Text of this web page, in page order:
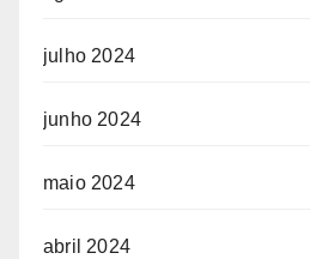
julho 2024
junho 2024
maio 2024
abril 2024